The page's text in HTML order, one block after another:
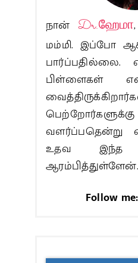
நான் Dr.ஹேமா
மம்மி. இப்போ
பார்ப்பதில்லை.
பிள்ளைகள்
வளர்ப்பதென்று
உதவ இந்த
Follow me: